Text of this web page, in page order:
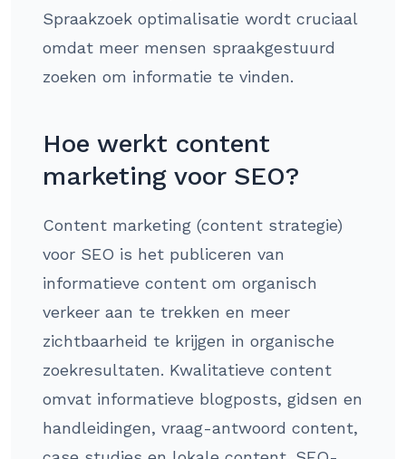
Spraakzoek optimalisatie wordt cruciaal
omdat meer mensen spraakgestuurd
zoeken om informatie te vinden.
Hoe werkt content
marketing voor SEO?
Content marketing (content strategie)
voor SEO is het publiceren van
informatieve content om organisch
verkeer aan te trekken en meer
zichtbaarheid te krijgen in organische
zoekresultaten. Kwalitatieve content
omvat informatieve blogposts, gidsen en
handleidingen, vraag-antwoord content,